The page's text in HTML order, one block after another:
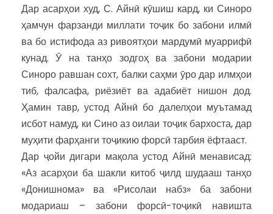
Дар асарҳои худ, С. Айнӣ кӯшиш кард, ки Синоро
ҳамчун фарзанди миллати тоҷик бо забони илмӣ
ва бо истифода аз ривоятҳои мардумӣ муаррифӣ
кунад. Ӯ на танҳо зодгоҳ ва забони модарии
Синоро равшан сохт, балки саҳми ӯро дар илмҳои
тиб, фалсафа, риёзиёт ва адабиёт нишон дод.
Ҳамин тавр, устод Айнӣ бо далелҳои муътамад
исбот намуд, ки Сино аз оилаи тоҷик бархоста, дар
муҳити фарҳанги тоҷикию форсӣ тарбия ёфтааст.
Дар ҷойи дигари мақола устод Айнӣ менависад:
«Аз асарҳои ба шакли китоб ҷилд шудааш танҳо
«Донишнома» ва «Рисолаи набз» ба забони
модариаш – забони форсӣ-тоҷикӣ навишта